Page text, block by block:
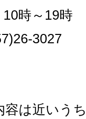
～19時
3027
容は近いう